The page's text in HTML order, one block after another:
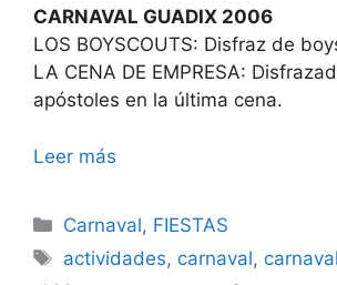
CARNAVAL GUADIX 2006
LOS BOYSCOUTS: Disfraz de
LA CENA DE EMPRESA:
apóstoles en la última cena.
Leer más
Categorías
Carnaval, FIESTAS
Etiquetas
actividades, carnaval,